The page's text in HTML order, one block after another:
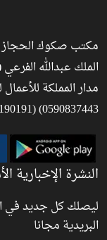
مكتب صكوك الحجاز
الملك عبدالله
0590837443) (0568190191 - 0568059070)
النشرة الإخبارية
ليصلك كل جديد في
البريدية مجانا